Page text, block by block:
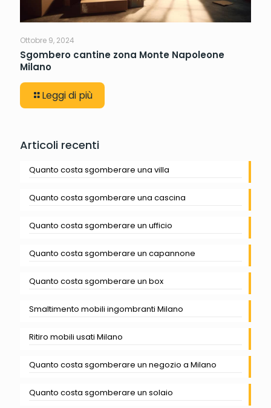
Ottobre 9, 2024
Sgombero cantine zona Monte Napoleone
Milano
Leggi di più
Articoli recenti
Quanto costa sgomberare una villa
Quanto costa sgomberare una cascina
Quanto costa sgomberare un ufficio
Quanto costa sgomberare un capannone
Quanto costa sgomberare un box
Smaltimento mobili ingombranti Milano
Ritiro mobili usati Milano
Quanto costa sgomberare un negozio a Milano
Quanto costa sgomberare un solaio